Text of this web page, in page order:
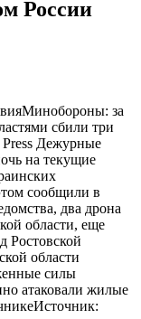
России
за
сбили три
Press Дежурные
на текущие
сообщили в
два дрона
области, еще
Ростовской
области
силы
атаковали жилые